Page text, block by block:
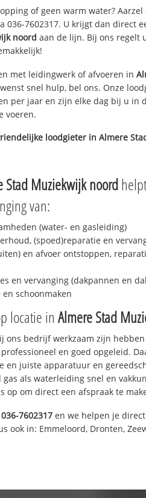
of geen warm water?
036-7602317. U krijgt dan direct
noord aan de lijn. Bij ons regelt
met leidingwerk of afvoeren in
snel hulp, bel ons. Onze
per jaar en zijn elke dag bij u in
voeren.
loodgieter in Almere
Stad Muziekwijk noord
van:
(water- en gasleiding)
(spoed)reparatie en
en afvoer ontstoppen,
en vervanging (dakpannen en
schoonmaken
locatie in Almere Stad
ons bedrijf werkzaam zijn
en goed opgeleid.
en juiste apparatuur en
als waterleiding snel en
op om direct een afspraak te
036-7602317 en we helpen je
ook in: Emmeloord, Dronten,